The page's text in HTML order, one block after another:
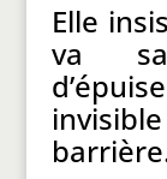
Elle
va